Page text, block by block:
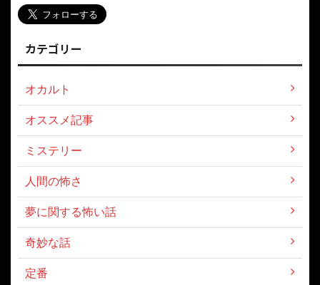
カテゴリー
オカルト
オススメ記事
ミステリー
人間の怖さ
夢に関する怖い話
奇妙な話
定番